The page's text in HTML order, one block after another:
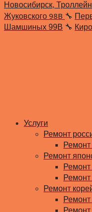
Новосибирск,
Жуковского 98В 🔧
Шамшиных 99В 🔧
Услуги
Ремонт
Ремонт
Ремонт
Ремонт
Ремонт